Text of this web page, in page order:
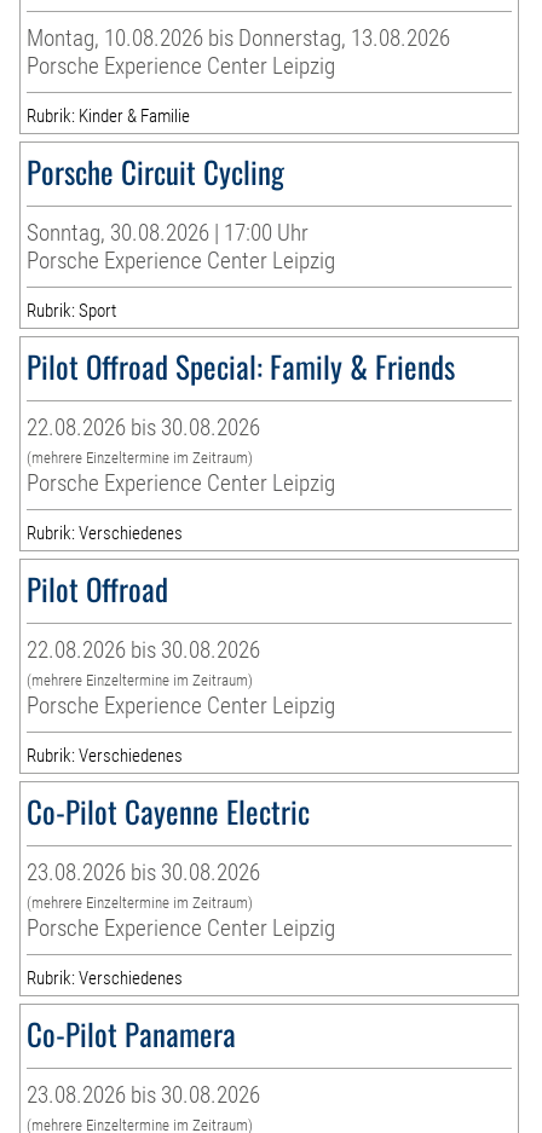
Montag, 10.08.2026 bis Donnerstag, 13.08.2026
Porsche Experience Center Leipzig
Rubrik: Kinder & Familie
Porsche Circuit Cycling
Sonntag, 30.08.2026 | 17:00 Uhr
Porsche Experience Center Leipzig
Rubrik: Sport
Pilot Offroad Special: Family & Friends
22.08.2026 bis 30.08.2026
(mehrere Einzeltermine im Zeitraum)
Porsche Experience Center Leipzig
Rubrik: Verschiedenes
Pilot Offroad
22.08.2026 bis 30.08.2026
(mehrere Einzeltermine im Zeitraum)
Porsche Experience Center Leipzig
Rubrik: Verschiedenes
Co-Pilot Cayenne Electric
23.08.2026 bis 30.08.2026
(mehrere Einzeltermine im Zeitraum)
Porsche Experience Center Leipzig
Rubrik: Verschiedenes
Co-Pilot Panamera
23.08.2026 bis 30.08.2026
(mehrere Einzeltermine im Zeitraum)